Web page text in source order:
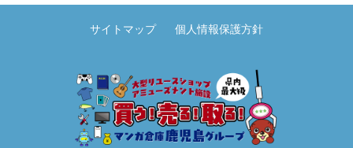
サイトマップ 個人情報保護方針